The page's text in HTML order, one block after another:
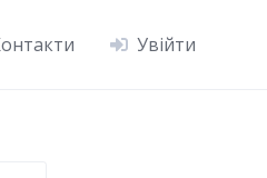
Увійти